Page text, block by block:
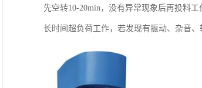
先空转10-20min，没有异常现象后再投料
长时间超负荷工作，若发现有振动、杂音